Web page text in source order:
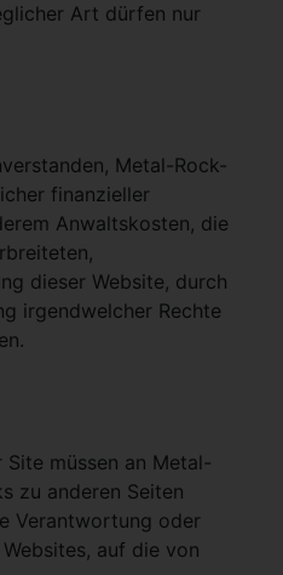
Art dürfen nur
Metal-Rock-
finanzieller
Anwaltskosten, die
dieser Website, durch
irgendwelcher Rechte
müssen an Metal-
zu anderen Seiten
Verantwortung oder
auf die von